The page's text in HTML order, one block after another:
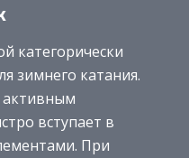
категорически
зимнего катания.
активным
вступает в
При